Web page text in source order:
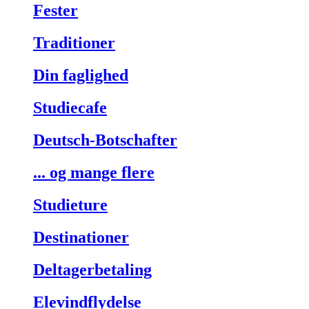
Fester
Traditioner
Din faglighed
Studiecafe
Deutsch-Botschafter
... og mange flere
Studieture
Destinationer
Deltagerbetaling
Elevindflydelse